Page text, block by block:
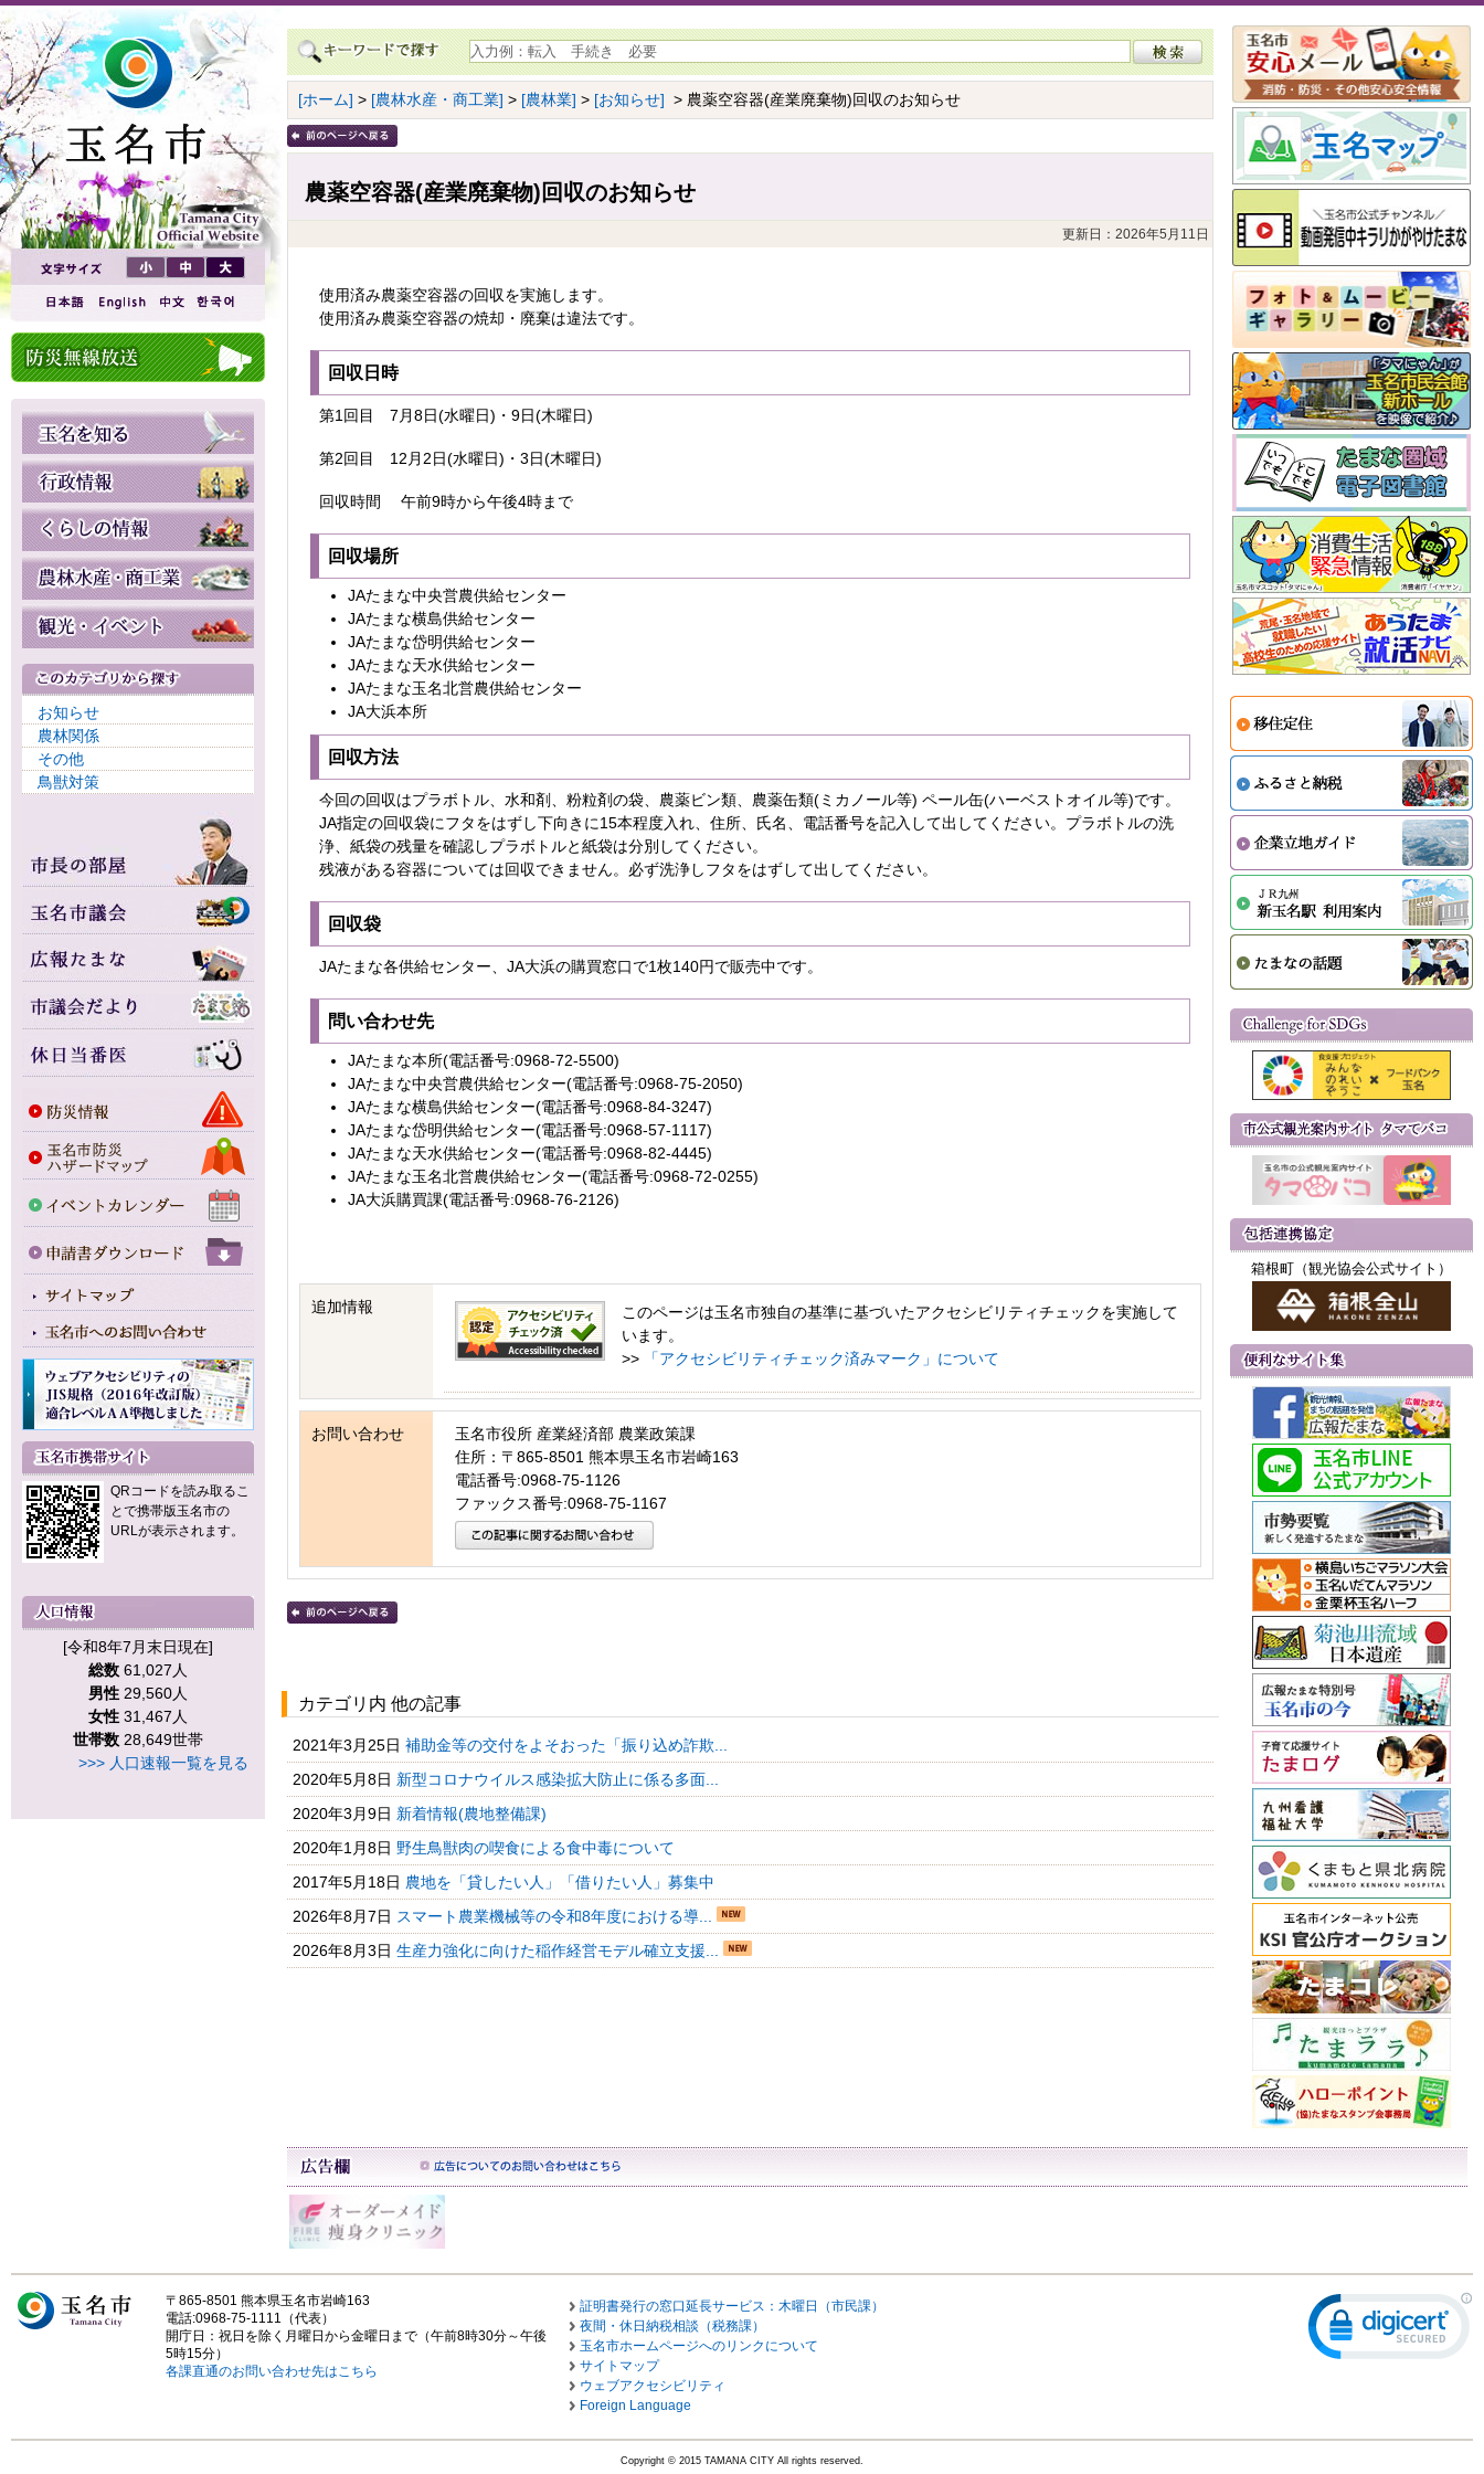
お知らせ
農林関係
その他
鳥獣対策
QRコードを読み取るこ
とで携帯版玉名市の
URLが表示されます。
[令和8年7月末日現在]
総数 61,027人
男性 29,560人
女性 31,467人
世帯数 28,649世帯
>>> 人口速報一覧を見る
[ホーム] > [農林水産・商工業] > [農林業] > [お知らせ] > 農薬空容器(産業廃棄物)回収のお知らせ
農薬空容器(産業廃棄物)回収のお知らせ
更新日：2026年5月11日
使用済み農薬空容器の回収を実施します。
使用済み農薬空容器の焼却・廃棄は違法です。
回収日時
第1回目 7月8日(水曜日)・9日(木曜日)
第2回目 12月2日(水曜日)・3日(木曜日)
回収時間 午前9時から午後4時まで
回収場所
JAたまな中央営農供給センター
JAたまな横島供給センター
JAたまな岱明供給センター
JAたまな天水供給センター
JAたまな玉名北営農供給センター
JA大浜本所
回収方法
今回の回収はプラボトル、水和剤、粉粒剤の袋、農薬ビン類、農薬缶類(ミカノール等) ペール缶(ハーベストオイル等)です。
JA指定の回収袋にフタをはずし下向きに15本程度入れ、住所、氏名、電話番号を記入して出してください。プラボトルの洗
浄、紙袋の残量を確認しプラボトルと紙袋は分別してください。
残液がある容器については回収できません。必ず洗浄しフタをはずして出してください。
回収袋
JAたまな各供給センター、JA大浜の購買窓口で1枚140円で販売中です。
問い合わせ先
JAたまな本所(電話番号:0968-72-5500)
JAたまな中央営農供給センター(電話番号:0968-75-2050)
JAたまな横島供給センター(電話番号:0968-84-3247)
JAたまな岱明供給センター(電話番号:0968-57-1117)
JAたまな天水供給センター(電話番号:0968-82-4445)
JAたまな玉名北営農供給センター(電話番号:0968-72-0255)
JA大浜購買課(電話番号:0968-76-2126)
追加情報
このページは玉名市独自の基準に基づいたアクセシビリティチェックを実施して
います。
>>
「アクセシビリティチェック済みマーク」について
お問い合わせ
玉名市役所 産業経済部 農業政策課
住所：〒865-8501 熊本県玉名市岩崎163
電話番号:0968-75-1126
ファックス番号:0968-75-1167
カテゴリ内 他の記事
2021年3月25日 補助金等の交付をよそおった「振り込め詐欺...
2020年5月8日 新型コロナウイルス感染拡大防止に係る多面...
2020年3月9日 新着情報(農地整備課)
2020年1月8日 野生鳥獣肉の喫食による食中毒について
2017年5月18日 農地を「貸したい人」「借りたい人」募集中
2026年8月7日 スマート農業機械等の令和8年度における導...
2026年8月3日 生産力強化に向けた稲作経営モデル確立支援...
箱根町（観光協会公式サイト）
〒865-8501 熊本県玉名市岩崎163
電話:0968-75-1111（代表）
開庁日：祝日を除く月曜日から金曜日まで（午前8時30分～午後
5時15分）
各課直通のお問い合わせ先はこちら
証明書発行の窓口延長サービス：木曜日（市民課）
夜間・休日納税相談（税務課）
玉名市ホームページへのリンクについて
サイトマップ
ウェブアクセシビリティ
Foreign Language
Copyright © 2015 TAMANA CITY All rights reserved.